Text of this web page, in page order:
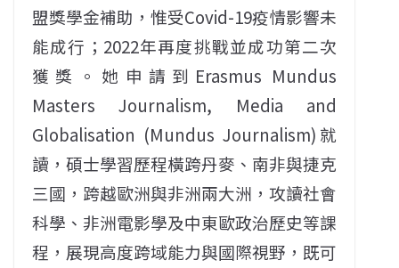
盟獎學金補助，惟受Covid-19疫情影響未
能成行；2022年再度挑戰並成功第二次
獲獎。她申請到Erasmus Mundus
Masters Journalism, Media and
Globalisation (Mundus Journalism)就
讀，碩士學習歷程橫跨丹麥、南非與捷克
三國，跨越歐洲與非洲兩大洲，攻讀社會
科學、非洲電影學及中東歐政治歷史等課
程，展現高度跨域能力與國際視野，既可